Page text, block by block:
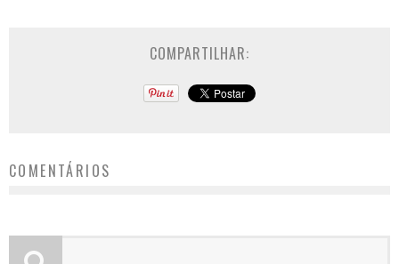
COMPARTILHAR:
COMENTÁRIOS